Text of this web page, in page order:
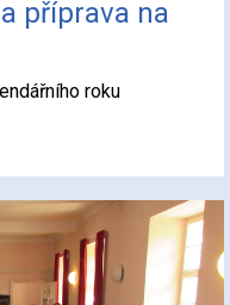
příprava na
roku